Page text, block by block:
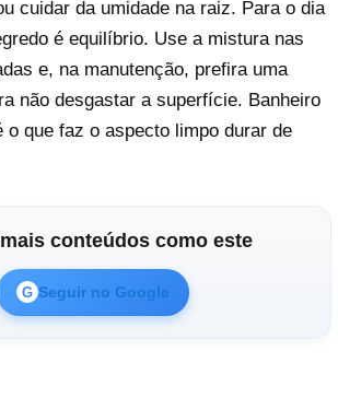
cuidar da umidade na raiz. Para o dia
é equilíbrio. Use a mistura nas
e, na manutenção, prefira uma
não desgastar a superfície. Banheiro
o que faz o aspecto limpo durar de
mais conteúdos como este
G Seguir no Google